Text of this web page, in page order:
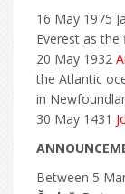
16 May 1975
Everest as
20 May 1932
the Atlantic
in
30 May 1431
Between 5